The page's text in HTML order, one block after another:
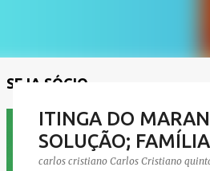
SEJA SÓCIO
ITINGA DO
SOLUÇÃO;
carlos cristiano Carlos Cristiano